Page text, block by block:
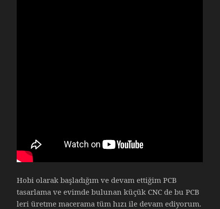
Hobi olarak başladığım ve devam ettiğim PCB
tasarlama ve evimde bulunan küçük CNC de bu PCB
leri üretme macerama tüm hızı ile devam ediyorum.